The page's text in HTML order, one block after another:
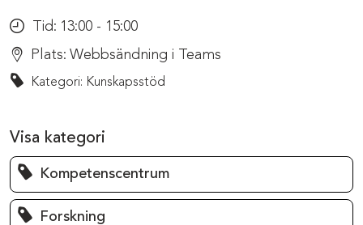
Tid: 13:00 - 15:00
Plats: Webbsändning i Teams
Kategori: Kunskapsstöd
Visa kategori
Kompetenscentrum
Forskning